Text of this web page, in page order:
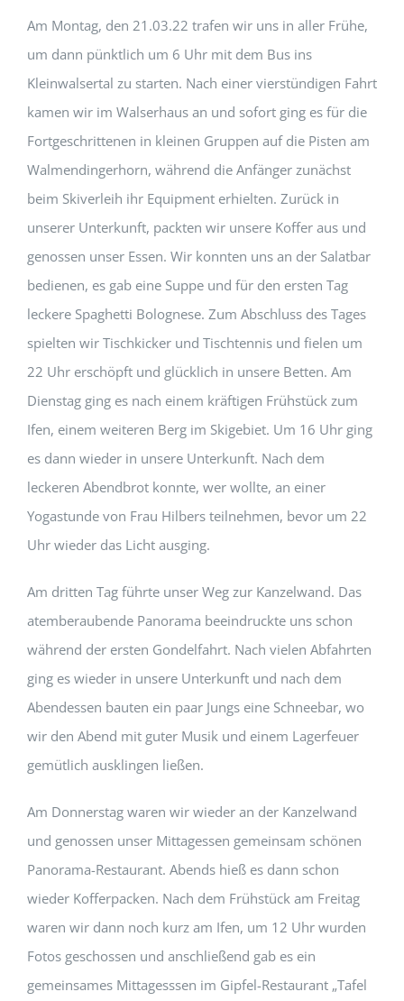
Am Montag, den 21.03.22 trafen wir uns in aller Frühe,
um dann pünktlich um 6 Uhr mit dem Bus ins
Kleinwalsertal zu starten. Nach einer vierstündigen Fahrt
kamen wir im Walserhaus an und sofort ging es für die
Fortgeschrittenen in kleinen Gruppen auf die Pisten am
Walmendingerhorn, während die Anfänger zunächst
beim Skiverleih ihr Equipment erhielten. Zurück in
unserer Unterkunft, packten wir unsere Koffer aus und
genossen unser Essen. Wir konnten uns an der Salatbar
bedienen, es gab eine Suppe und für den ersten Tag
leckere Spaghetti Bolognese. Zum Abschluss des Tages
spielten wir Tischkicker und Tischtennis und fielen um
22 Uhr erschöpft und glücklich in unsere Betten. Am
Dienstag ging es nach einem kräftigen Frühstück zum
Ifen, einem weiteren Berg im Skigebiet. Um 16 Uhr ging
es dann wieder in unsere Unterkunft. Nach dem
leckeren Abendbrot konnte, wer wollte, an einer
Yogastunde von Frau Hilbers teilnehmen, bevor um 22
Uhr wieder das Licht ausging.
Am dritten Tag führte unser Weg zur Kanzelwand. Das
atemberaubende Panorama beeindruckte uns schon
während der ersten Gondelfahrt. Nach vielen Abfahrten
ging es wieder in unsere Unterkunft und nach dem
Abendessen bauten ein paar Jungs eine Schneebar, wo
wir den Abend mit guter Musik und einem Lagerfeuer
gemütlich ausklingen ließen.
Am Donnerstag waren wir wieder an der Kanzelwand
und genossen unser Mittagessen gemeinsam schönen
Panorama-Restaurant. Abends hieß es dann schon
wieder Kofferpacken. Nach dem Frühstück am Freitag
waren wir dann noch kurz am Ifen, um 12 Uhr wurden
Fotos geschossen und anschließend gab es ein
gemeinsames Mittagesssen im Gipfel-Restaurant „Tafel